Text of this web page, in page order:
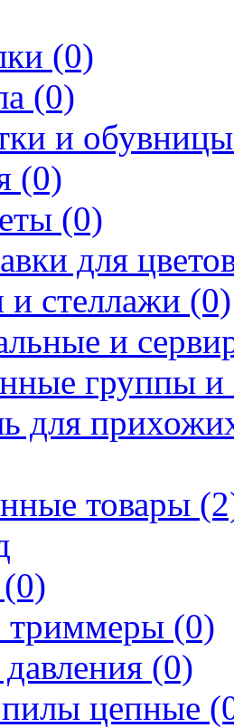
(0)
(0)
и
(0)
(0)
для
стеллажи (0)
и
группы и
для
товары
триммеры (0)
(0)
цепные